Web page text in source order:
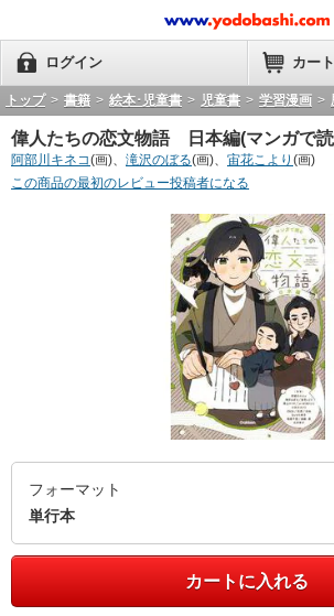
ログイン カート
トップ > 書籍 > 絵本･児童書 > 児童書 > 学習漫画 >
偉人たちの恋文物語 日本編(マンガで
阿部川キネコ(画)、 滝沢のぼる(画)、 宙花こより (画)
この商品の最初のレビュー投稿者になる
フォーマット
単行本
カートに入れる